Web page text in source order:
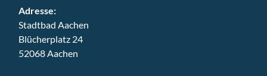
Adresse:
Stadtbad Aachen
Blücherplatz 24
52068 Aachen